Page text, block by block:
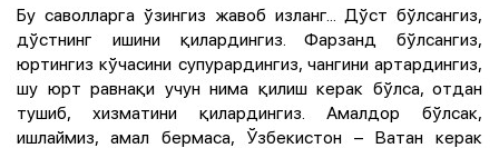
Бу саволларга ўзингиз жавоб изланг... Дўст бўлсангиз,
дўстнинг ишини қилардингиз. Фарзанд бўлсангиз,
юртингиз кўчасини супурардингиз, чангини артардингиз,
шу юрт равнақи учун нима қилиш керак бўлса, отдан
тушиб, хизматини қилардингиз. Амалдор бўлсак,
ишлаймиз, амал бермаса, Ўзбекистон – Ватан керак